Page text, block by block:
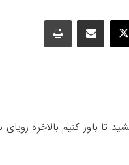
ایکس اشتراک گذاری با ایمیل چاپ
باور کنیم بالاخره رویای